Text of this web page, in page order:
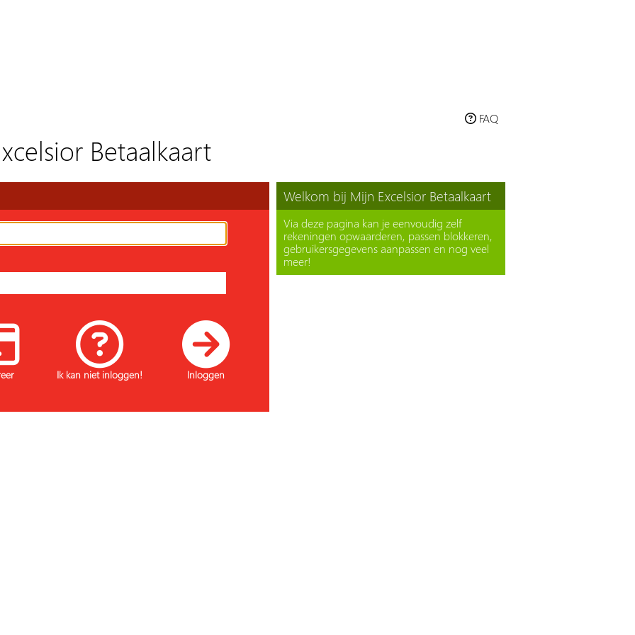
FAQ
Betaalkaart
Inloggen
Ik kan niet inloggen!
Welkom bij Mijn Excelsior Betaalkaart
Via deze pagina kan je eenvoudig zelf
rekeningen opwaarderen, passen blokkeren,
gebruikersgegevens aanpassen en nog veel
meer!